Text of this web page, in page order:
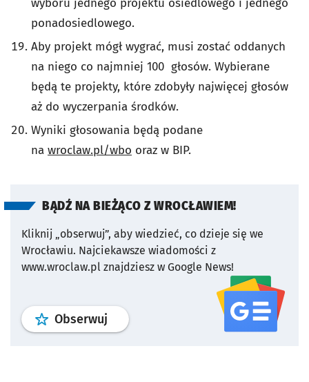
wyboru jednego projektu osiedlowego i jednego
ponadosiedlowego.
Aby projekt mógł wygrać, musi zostać oddanych
na niego co najmniej 100 głosów. Wybierane
będą te projekty, które zdobyły najwięcej głosów
aż do wyczerpania środków.
Wyniki głosowania będą podane
na wroclaw.pl/wbo oraz w BIP.
BĄDŹ NA BIEŻĄCO Z WROCŁAWIEM!
Kliknij „obserwuj”, aby wiedzieć, co dzieje się we
Wrocławiu. Najciekawsze wiadomości z
www.wroclaw.pl znajdziesz w Google News!
Obserwuj profil serwisu